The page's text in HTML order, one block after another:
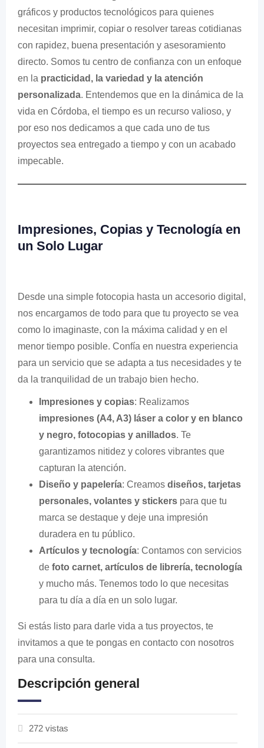
gráficos y productos tecnológicos para quienes
necesitan imprimir, copiar o resolver tareas cotidianas
con rapidez, buena presentación y asesoramiento
directo. Somos tu centro de confianza con un enfoque
en la practicidad, la variedad y la atención
personalizada. Entendemos que en la dinámica de la
vida en Córdoba, el tiempo es un recurso valioso, y
por eso nos dedicamos a que cada uno de tus
proyectos sea entregado a tiempo y con un acabado
impecable.
Impresiones, Copias y Tecnología en
un Solo Lugar
Desde una simple fotocopia hasta un accesorio digital,
nos encargamos de todo para que tu proyecto se vea
como lo imaginaste, con la máxima calidad y en el
menor tiempo posible. Confía en nuestra experiencia
para un servicio que se adapta a tus necesidades y te
da la tranquilidad de un trabajo bien hecho.
Impresiones y copias: Realizamos
impresiones (A4, A3) láser a color y en blanco
y negro, fotocopias y anillados. Te
garantizamos nitidez y colores vibrantes que
capturan la atención.
Diseño y papelería: Creamos diseños, tarjetas
personales, volantes y stickers para que tu
marca se destaque y deje una impresión
duradera en tu público.
Artículos y tecnología: Contamos con servicios
de foto carnet, artículos de librería, tecnología
y mucho más. Tenemos todo lo que necesitas
para tu día a día en un solo lugar.
Si estás listo para darle vida a tus proyectos, te
invitamos a que te pongas en contacto con nosotros
para una consulta.
Descripción general
272 vistas